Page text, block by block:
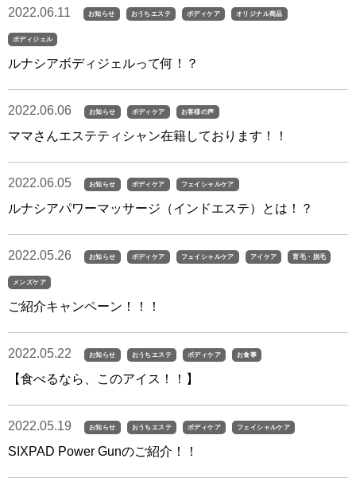
2022.06.11 お知らせ おうちエステ ボディケア オリジナル商品
ボディジェル
ルナシアボディジェルって何！？
2022.06.06 お知らせ ボディケア お客様の声
ママさんエステティシャン在籍しております！！
2022.06.05 お知らせ ボディケア フェイシャルケア
ルナシアパワーマッサージ（インドエステ）とは！？
2022.05.26 お知らせ ボディケア フェイシャルケア アイケア 育毛・脱毛
メンズケア
ご紹介キャンペーン！！！
2022.05.22 お知らせ おうちエステ ボディケア お食事
【食べるなら、このアイス！！】
2022.05.19 お知らせ おうちエステ ボディケア フェイシャルケア
SIXPAD Power Gunのご紹介！！